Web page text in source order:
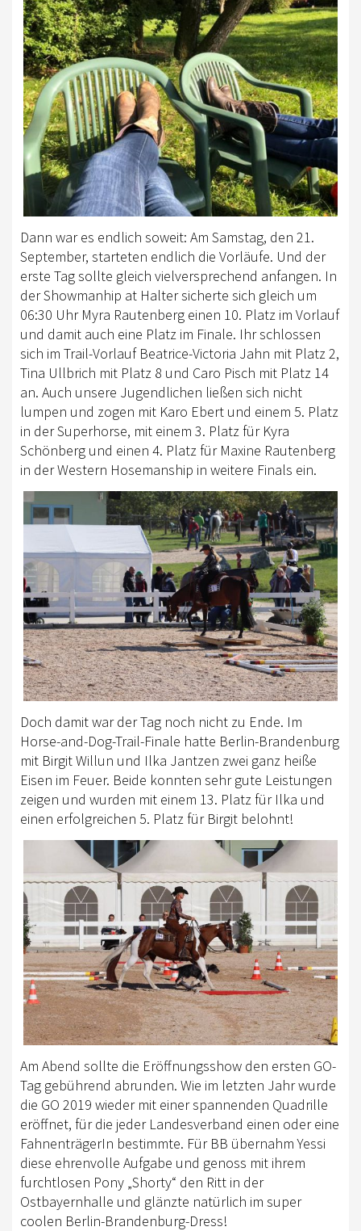
Dann war es endlich soweit: Am Samstag, den 21.
September, starteten endlich die Vorläufe. Und der
erste Tag sollte gleich vielversprechend anfangen. In
der Showmanhip at Halter sicherte sich gleich um
06:30 Uhr Myra Rautenberg einen 10. Platz im Vorlauf
und damit auch eine Platz im Finale. Ihr schlossen
sich im Trail-Vorlauf Beatrice-Victoria Jahn mit Platz 2,
Tina Ullbrich mit Platz 8 und Caro Pisch mit Platz 14
an. Auch unsere Jugendlichen ließen sich nicht
lumpen und zogen mit Karo Ebert und einem 5. Platz
in der Superhorse, mit einem 3. Platz für Kyra
Schönberg und einen 4. Platz für Maxine Rautenberg
in der Western Hosemanship in weitere Finals ein.
Doch damit war der Tag noch nicht zu Ende. Im
Horse-and-Dog-Trail-Finale hatte Berlin-Brandenburg
mit Birgit Willun und Ilka Jantzen zwei ganz heiße
Eisen im Feuer. Beide konnten sehr gute Leistungen
zeigen und wurden mit einem 13. Platz für Ilka und
einen erfolgreichen 5. Platz für Birgit belohnt!
Am Abend sollte die Eröffnungsshow den ersten GO-
Tag gebührend abrunden. Wie im letzten Jahr wurde
die GO 2019 wieder mit einer spannenden Quadrille
eröffnet, für die jeder Landesverband einen oder eine
FahnenträgerIn bestimmte. Für BB übernahm Yessi
diese ehrenvolle Aufgabe und genoss mit ihrem
furchtlosen Pony „Shorty“ den Ritt in der
Ostbayernhalle und glänzte natürlich im super
coolen Berlin-Brandenburg-Dress!